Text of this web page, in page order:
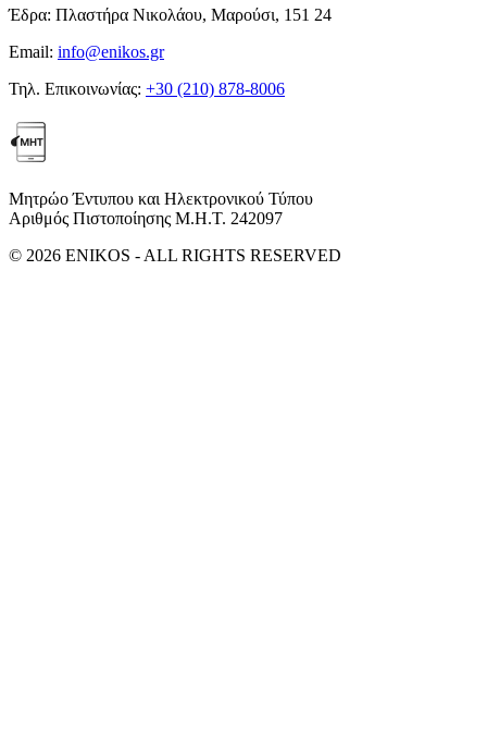
Έδρα: Πλαστήρα Νικολάου, Μαρούσι, 151 24
Email: info@enikos.gr
Τηλ. Επικοινωνίας: +30 (210) 878-8006
Μητρώο Έντυπου και Ηλεκτρονικού Τύπου
Αριθμός Πιστοποίησης Μ.Η.Τ. 242097
© 2026 ENIKOS - ALL RIGHTS RESERVED